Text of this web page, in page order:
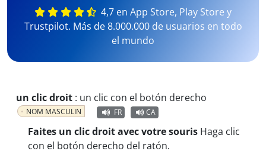
4,7 en App Store, Play Store y
Trustpilot. Más de 8.000.000 de usuarios en todo
el mundo
un clic droit : un clic con el botón derecho
NOM MASCULIN FR CA
Faites un clic droit avec votre souris Haga clic
con el botón derecho del ratón.